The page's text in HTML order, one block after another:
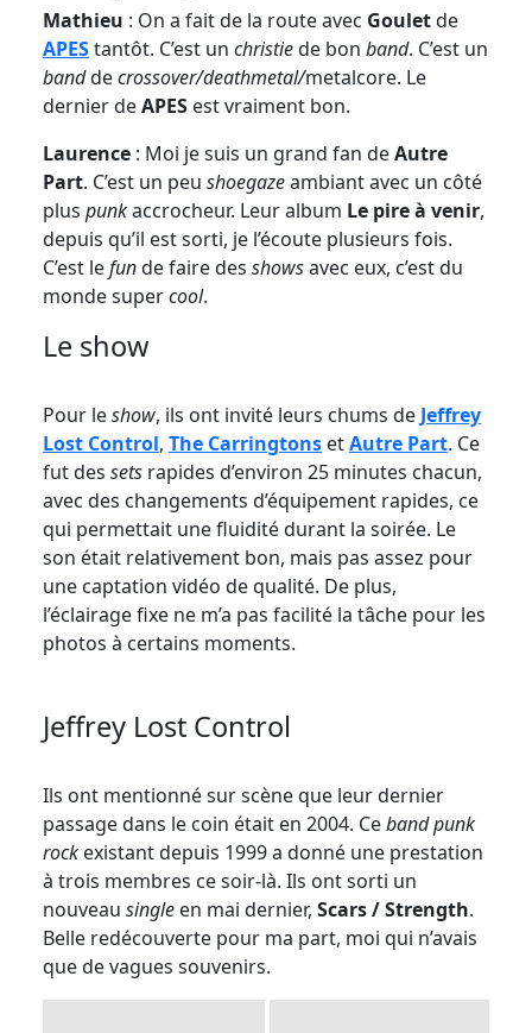
Mathieu : On a fait de la route avec Gouletde
APEStantôt. C’est un christiede bon band. C’est un
banddecrossover/deathmetal/metalcore. Le
dernier deAPES est vraiment bon.
Laurence : Moi je suis un grand fan deAutre
Part. C’est un peu shoegazeambiant avec un côté
plus punkaccrocheur. Leur album Le pire à venir,
depuis qu’il est sorti, je l’écoute plusieurs fois.
C’est lefunde faire des showsavec eux, c’est du
monde supercool.
Le show
Pour leshow, ils ont invité leurs chums deJeffrey
Lost Control, The Carringtons etAutre Part. Ce
fut des sets rapides d’environ 25 minutes chacun,
avec des changements d’équipement rapides, ce
qui permettait une fluidité durant la soirée. Le
son était relativement bon, mais pas assez pour
une captation vidéo de qualité. De plus,
l’éclairage fixe ne m’a pas facilité la tâche pour les
photos à certains moments.
Jeffrey Lost Control
Ils ont mentionné sur scène que leur dernier
passage dans le coin était en 2004. Ceband punk
rock existant depuis 1999a donné une prestation
à trois membres ce soir-là. Ils ont sorti un
nouveau single en mai dernier, Scars / Strength.
Belle redécouverte pour ma part, moi qui n’avais
que de vagues souvenirs.